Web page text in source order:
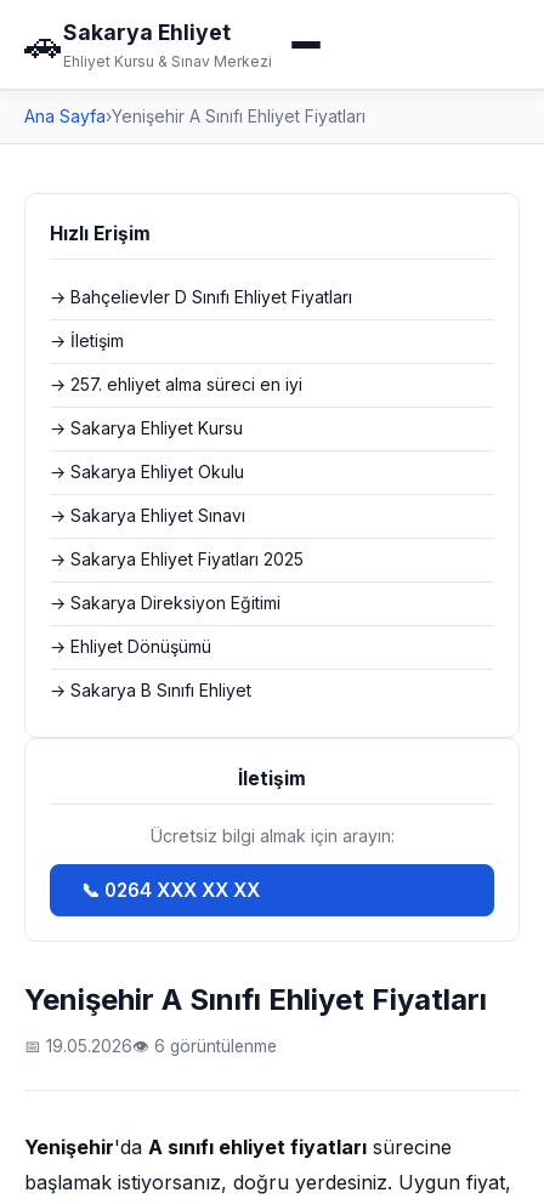
🚗Sakarya Ehliyet
Ehliyet Kursu & Sınav Merkezi
Ana Sayfa›Yenişehir A Sınıfı Ehliyet Fiyatları
Yenişehir A Sınıfı Ehliyet Fiyatları
📅 19.05.2026👁 6 görüntülenme
Yenişehir'da A sınıfı ehliyet fiyatları sürecine
başlamak istiyorsanız, doğru yerdesiniz. Uygun fiyat,
Hızlı Erişim
→ Bahçelievler D Sınıfı Ehliyet Fiyatları
→ İletişim
→ 257. ehliyet alma süreci en iyi
→ Sakarya Ehliyet Kursu
→ Sakarya Ehliyet Okulu
→ Sakarya Ehliyet Sınavı
→ Sakarya Ehliyet Fiyatları 2025
→ Sakarya Direksiyon Eğitimi
→ Ehliyet Dönüşümü
→ Sakarya B Sınıfı Ehliyet
İletişim
Ücretsiz bilgi almak için arayın:
📞 0264 XXX XX XX